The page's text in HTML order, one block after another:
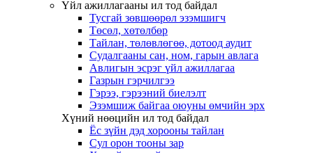
Үйл ажиллагааны ил тод байдал
Тусгай зөвшөөрөл эзэмшигч
Төсөл, хөтөлбөр
Тайлан, төлөвлөгөө, дотоод аудит
Судалгааны сан, ном, гарын авлага
Авлигын эсрэг үйл ажиллагаа
Газрын гэрчилгээ
Гэрээ, гэрээний биелэлт
Эзэмшиж байгаа оюуны өмчийн эрх
Хүний нөөцийн ил тод байдал
Ёс зүйн дэд хорооны тайлан
Сул орон тооны зар